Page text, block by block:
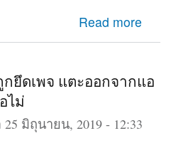
Read more
ข่ายสมาชิก ข่าวประชาสัมพันธ์
สำนักงานเขต
ยึดเพจ แตะออกจากแอ
ไม่
25 มิถุนายน, 2019 - 12:33